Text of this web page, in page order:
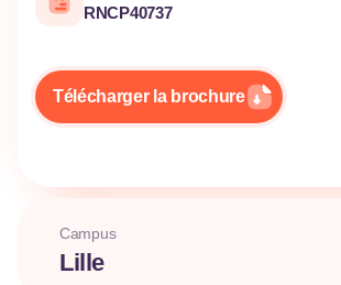
Campus
Lille
RNCP40737
Télécharger la brochure